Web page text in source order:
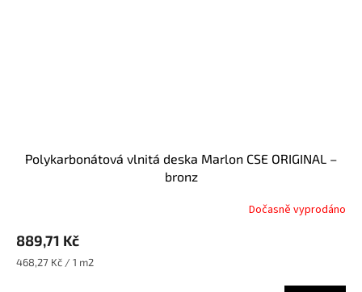
Polykarbonátová vlnitá deska Marlon CSE ORIGINAL –
bronz
Dočasně vyprodáno
889,71 Kč
Měrná
468,27 Kč / 1 m2